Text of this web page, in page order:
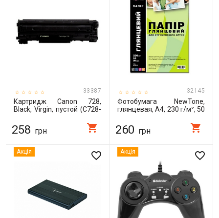
33387
Картридж Canon 728,
Black, Virgin, пустой (C728-
258 грн shopping_cart
32145
Фотобумага NewTone,
глянцевая, A4, 230 г/м², 50
260 грн shopping_cart
favorite_border
Акція favorite_border
Акція